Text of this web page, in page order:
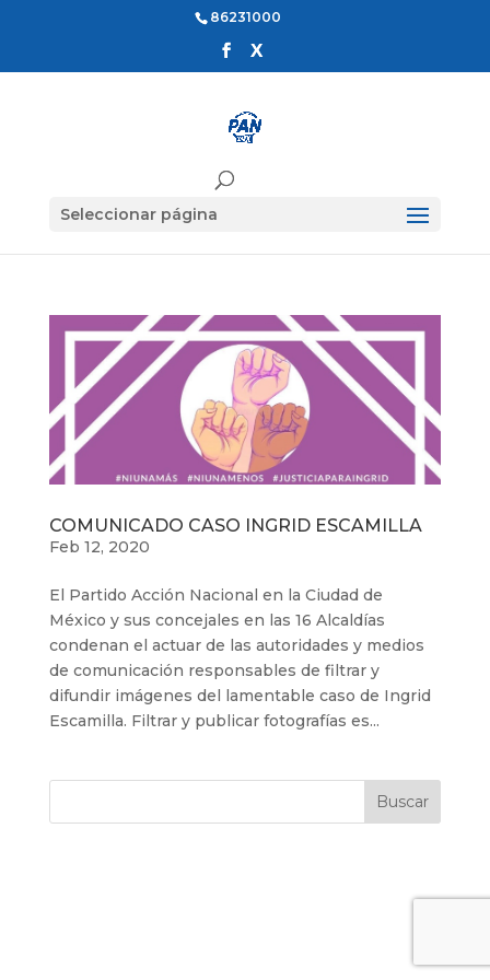
86231000
Seleccionar página
COMUNICADO CASO INGRID ESCAMILLA
Feb 12, 2020
El Partido Acción Nacional en la Ciudad de
México y sus concejales en las 16 Alcaldías
condenan el actuar de las autoridades y medios
de comunicación responsables de filtrar y
difundir imágenes del lamentable caso de Ingrid
Escamilla. Filtrar y publicar fotografías es...